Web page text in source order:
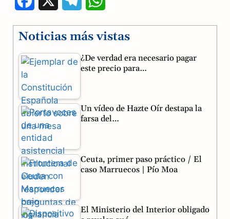
c
e
o
o
k
l
e
a
a
t
p
Noticias más vistas
¿De verdad era necesario pagar
este precio para…
Un vídeo de Hazte Oír destapa la
farsa del…
Ceuta, primer paso práctico / El
caso Marruecos | Pío Moa
El Ministerio del Interior obligado